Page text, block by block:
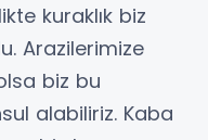
kuraklık biz
Arazilerimize
biz bu
alabiliriz. Kaba